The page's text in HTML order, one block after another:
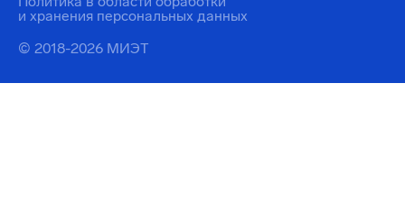
© 2018-2026 МИЭТ
и хранения персональных данных